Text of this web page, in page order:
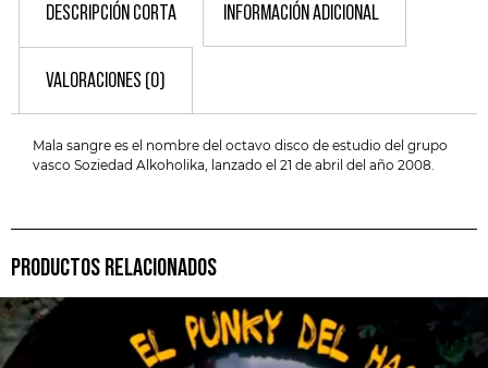
DESCRIPCIÓN CORTA INFORMACIÓN ADICIONAL
VALORACIONES (0)
Mala sangre es el nombre del octavo disco de estudio del grupo
vasco Soziedad Alkoholika, lanzado el 21 de abril del año 2008.
PRODUCTOS RELACIONADOS